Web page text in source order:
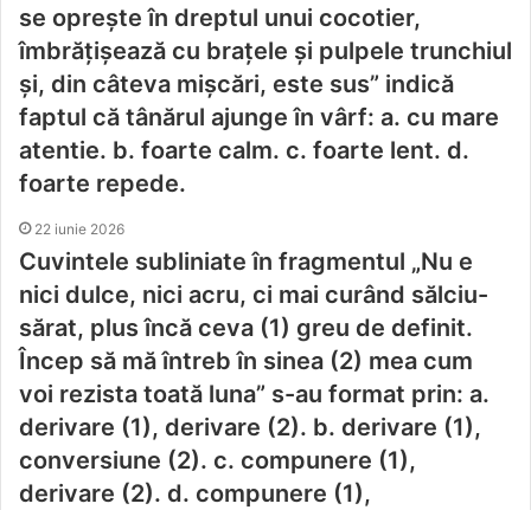
se opreşte în dreptul unui cocotier,
îmbrăţişează cu brațele și pulpele trunchiul
și, din câteva mişcări, este sus” indică
faptul că tânărul ajunge în vârf: a. cu mare
atentie. b. foarte calm. c. foarte lent. d.
foarte repede.
22 iunie 2026
Cuvintele subliniate în fragmentul „Nu e
nici dulce, nici acru, ci mai curând sălciu-
sărat, plus încă ceva (1) greu de definit.
Încep să mă întreb în sinea (2) mea cum
voi rezista toată luna” s-au format prin: a.
derivare (1), derivare (2). b. derivare (1),
conversiune (2). c. compunere (1),
derivare (2). d. compunere (1),